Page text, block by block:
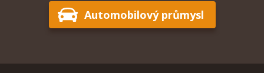
Automobilový průmysl